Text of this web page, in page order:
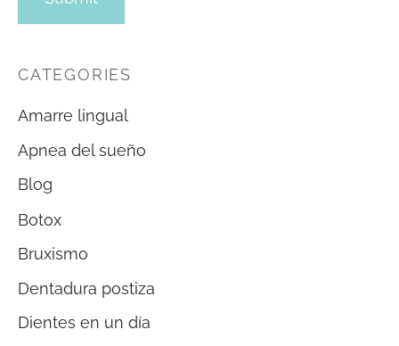
CATEGORIES
Amarre lingual
Apnea del sueño
Blog
Botox
Bruxismo
Dentadura postiza
Dientes en un día